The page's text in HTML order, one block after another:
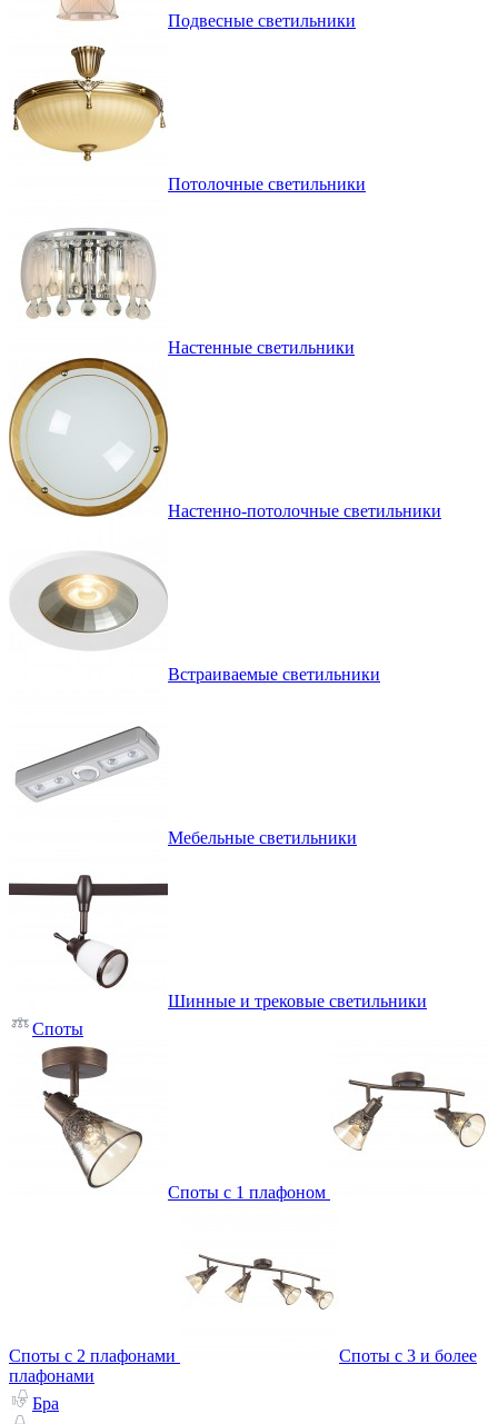
Подвесные светильники
Потолочные светильники
Настенные светильники
Настенно-потолочные светильники
Встраиваемые светильники
Мебельные светильники
Шинные и трековые светильники
Споты
Споты с 1 плафоном
Споты с 2 плафонами
Споты с 3 и более
плафонами
Бра